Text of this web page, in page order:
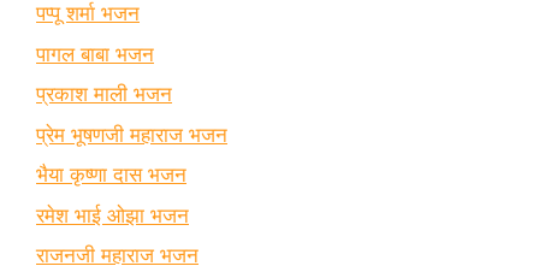
पप्पू शर्मा भजन
पागल बाबा भजन
प्रकाश माली भजन
प्रेम भूषणजी महाराज भजन
भैया कृष्णा दास भजन
रमेश भाई ओझा भजन
राजनजी महाराज भजन